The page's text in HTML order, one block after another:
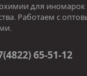
для
Работаем с
65-51-12